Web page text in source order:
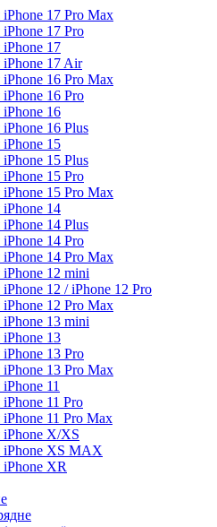
iPhone 17 Pro Max
17 Pro
iPhone 17
iPhone 17 Air
iPhone 16 Pro Max
16 Pro
iPhone 16
16 Plus
iPhone 15
15 Plus
15 Pro
iPhone 15 Pro Max
iPhone 14
14 Plus
14 Pro
iPhone 14 Pro Max
iPhone 12 mini
12 / iPhone 12 Pro
iPhone 12 Pro Max
iPhone 13 mini
iPhone 13
13 Pro
iPhone 13 Pro Max
11
11 Pro
11 Pro Max
iPhone X/XS
iPhone XS MAX
iPhone XR